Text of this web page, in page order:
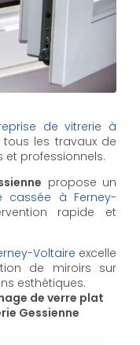
de vitrerie à
les travaux de
et professionnels.
propose un
cassée à Ferney-
rapide et
Voltaire excelle
de miroirs sur
esthétiques.
de verre plat
Gessienne